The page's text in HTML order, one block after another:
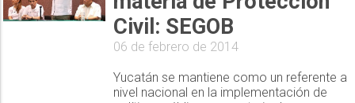
Civil: SEGOB
06 de febrero de 2014
Yucatán se mantiene como un referente a
nivel nacional en la implementación de